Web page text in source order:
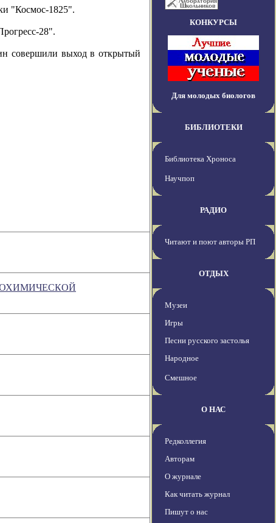
"Космос-1825".
28".
совершили выход в открытый
КОНКУРСЫ
Для молодых биологов
БИБЛИОТЕКИ
Библиотека Хроноса
Научпоп
РАДИО
Читают и поют авторы РП
ОТДЫХ
Музеи
Игры
Песни русского застолья
Народное
Смешное
О НАС
Редколлегия
Авторам
О журнале
Как читать журнал
Пишут о нас